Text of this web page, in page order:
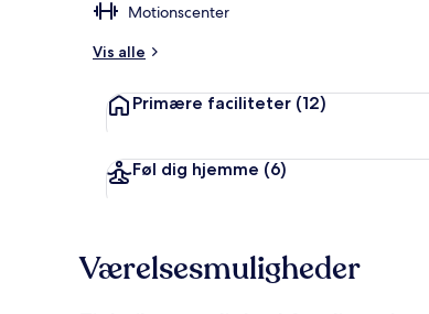
Motionscenter
Vis alle
Primære faciliteter (12)
Føl dig hjemme (6)
Værelsesmuligheder